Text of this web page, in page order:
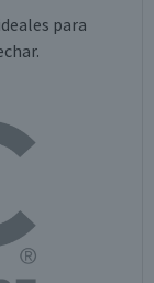
para